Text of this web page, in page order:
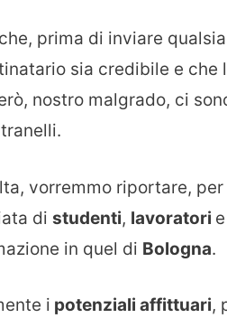
prima di inviare
sia credibile e che
nostro malgrado, ci
vorremmo riportare,
di studenti, lavoratori
in quel di Bologna.
i potenziali affittuari,